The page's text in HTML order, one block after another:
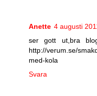
Anette 4 augusti
ser gott ut,bra
http://verum.se/
med-kola
Svara